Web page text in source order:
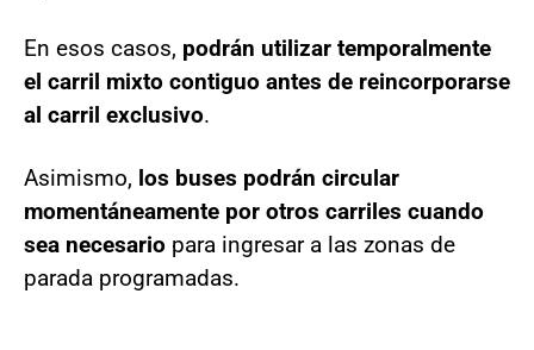
En esos casos, podrán utilizar temporalmente
el carril mixto contiguo antes de reincorporarse
al carril exclusivo.
Asimismo, los buses podrán circular
momentáneamente por otros carriles cuando
sea necesario para ingresar a las zonas de
parada programadas.